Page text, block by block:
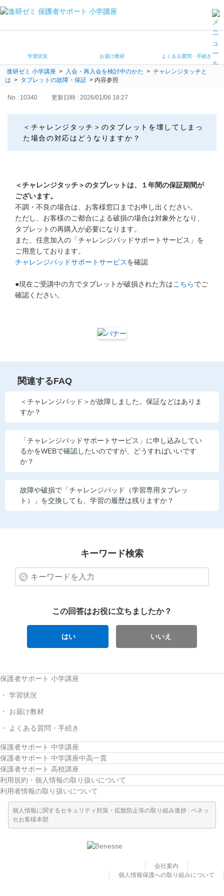
よくある質問・手続き
保護者サポート小学講座 トップ
登録情報の変更・各種お手続き
お客様サポート(手続き・照会)
お問い合わせ窓口
他の講座のよくある質問・手続きはこちら
こどもちゃれんじ
進研ゼミ 中学講座 中高一貫
会員サイト(お子様用)はこちら
学習状況 お届け教材 よくある質問・手続き
進研ゼミ 小学講座 > 入会・再入会を検討中のかた > チャレンジタッチと
は > タブレットの故障・保証 > 内容参照
No : 10340 更新日時 : 2026/01/06 18:27
＜チャレンジタッチ＞のタブレットを壊してしまっ
た場合の対応はどうなりますか？
＜チャレンジタッチ＞のタブレットは、１年間の保証期間が
ございます。
不調・不良の場合は、お客様窓口までお申し出ください。
ただし、お客様のご都合による破損の場合は対象外となり、
タブレットの再購入が必要になります。
また、任意加入の「チャレンジパッドサポートサービス」を
ご用意しております。
チャレンジパッドサポートサービスを確認
●現在ご受講中の方でタブレットが破損された方はこちらでご
確認ください。
関連するFAQ
＜チャレンジパッド＞が故障しました。保証などはありま
すか？
「チャレンジパッドサポートサービス」に申し込みしてい
るかをWEBで確認したいのですが、どうすればいいです
か？
故障や破損で「チャレンジパッド（学習専用タブレッ
ト）」を交換しても、学習の履歴は残りますか？
キーワード検索
この回答はお役に立ちましたか？
はい いいえ
保護者サポート 小学講座
学習状況
お届け教材
よくある質問・手続き
保護者サポート 中学講座
保護者サポート 中学講座中高一貫
保護者サポート 高校講座
利用規約・個人情報の取り扱いについて
利用者情報の取り扱いについて
個人情報に関するセキュリティ対策・拡散防止等の取り組み進捗 : ベネッ
セお客様本部
会社案内
個人情報保護への取り組みについて